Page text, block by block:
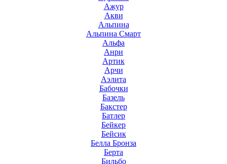
Ажур
Акви
Альпина
Альпина Смарт
Альфа
Анри
Артик
Арчи
Аэлита
Бабочки
Базель
Бакстер
Батлер
Бейкер
Бейсик
Белла Бронза
Берта
Бильбо